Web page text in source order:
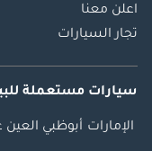
اعلن معنا
تجار السيارات
سيارات مستعملة
الإمارات أبوظبي العين